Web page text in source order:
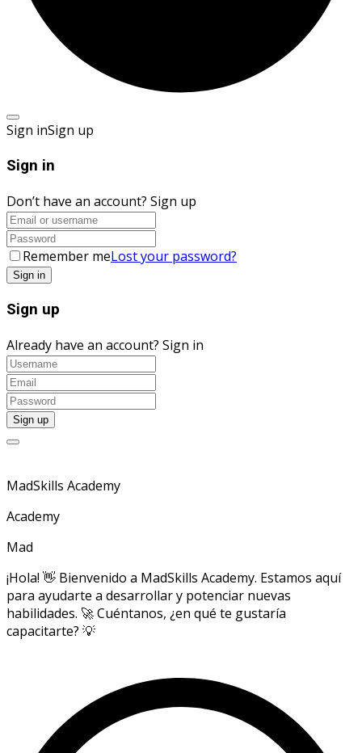
Sign inSign up
Sign in
Don’t have an account? Sign up
Remember meLost your password?
Sign up
Already have an account? Sign in
MadSkills Academy
Academy
Mad
¡Hola! 👋 Bienvenido a MadSkills Academy. Estamos aquí
para ayudarte a desarrollar y potenciar nuevas
habilidades. 🚀 Cuéntanos, ¿en qué te gustaría
capacitarte? 💡